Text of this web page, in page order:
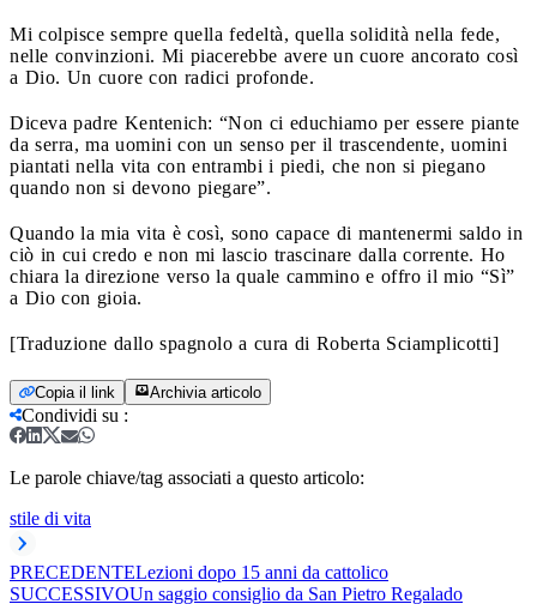
Mi colpisce sempre quella fedeltà, quella solidità nella fede,
nelle convinzioni. Mi piacerebbe avere un cuore ancorato così
a Dio. Un cuore con radici profonde.
Diceva padre Kentenich: “Non ci educhiamo per essere piante
da serra, ma uomini con un senso per il trascendente, uomini
piantati nella vita con entrambi i piedi, che non si piegano
quando non si devono piegare”.
Quando la mia vita è così, sono capace di mantenermi saldo in
ciò in cui credo e non mi lascio trascinare dalla corrente. Ho
chiara la direzione verso la quale cammino e offro il mio “Sì”
a Dio con gioia.
[Traduzione dallo spagnolo a cura di Roberta Sciamplicotti]
Copia il link Archivia articolo
Condividi su :
Le parole chiave/tag associati a questo articolo:
stile di vita
PRECEDENTELezioni dopo 15 anni da cattolico
SUCCESSIVOUn saggio consiglio da San Pietro Regalado